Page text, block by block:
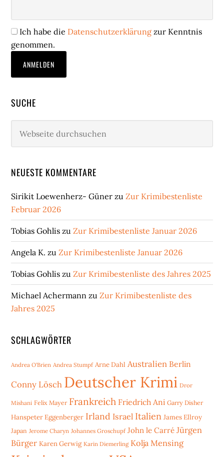
Ich habe die Datenschutzerklärung zur Kenntnis
genommen.
SUCHE
durchsuchen
NEUESTE KOMMENTARE
Sirikit Loewenherz- Güner zuZur Krimibestenliste
Februar 2026
Tobias Gohlis zuZur Krimibestenliste Januar 2026
Angela K. zuZur Krimibestenliste Januar 2026
Tobias Gohlis zuZur Krimibestenliste des Jahres 2025
Michael Achermann zuZur Krimibestenliste des
Jahres 2025
SCHLAGWÖRTER
Andrea O'Brien Andrea Stumpf Arne Dahl Australien Berlin
Conny Lösch Deutscher Krimi Dror
Mishani Felix Mayer Frankreich Friedrich Ani Garry Disher
Hanspeter Eggenberger Irland Israel Italien James Ellroy
Japan Jerome Charyn Johannes Groschupf John le Carré Jürgen
Bürger Karen Gerwig Karin Diemerling Kolja Mensing